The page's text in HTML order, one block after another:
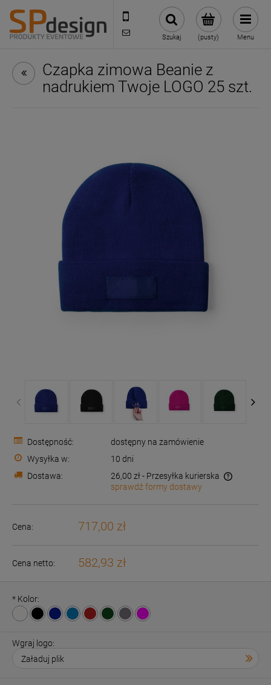
221002030
sklep@reklamydrukarnia.pl
(pusty)
Szukaj Menu
Czapka zimowa Beanie z
nadrukiem Twoje LOGO 25 szt.
Dostępność:
dostępny na zamówienie
Wysyłka w:
10 dni
Dostawa:
26,00 zł- Przesyłka kurierska
Cena nie zawiera ewentualnych kosztów płatności
sprawdź formy dostawy
Cena: 717,00 zł
Cena netto: 582,93 zł
* Kolor:
Wgraj logo: